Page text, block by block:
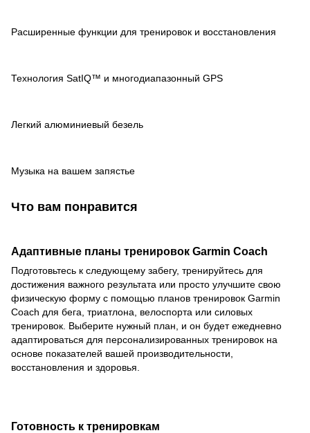
Расширенные функции для тренировок и восстановления
Технология SatIQ™ и многодиапазонный GPS
Легкий алюминиевый безель
Музыка на вашем запястье
Что вам понравится
Адаптивные планы тренировок Garmin Coach
Подготовьтесь к следующему забегу, тренируйтесь для
достижения важного результата или просто улучшите свою
физическую форму с помощью планов тренировок Garmin
Coach для бега, триатлона, велоспорта или силовых
тренировок. Выберите нужный план, и он будет ежедневно
адаптироваться для персонализированных тренировок на
основе показателей вашей производительности,
восстановления и здоровья.
Готовность к тренировкам